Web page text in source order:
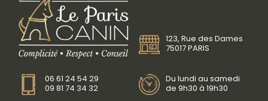
123, Rue des Dames
75017 PARIS
06 61 24 54 29
09 81 74 34 32
Du lundi au samedi
de 9h30 à 19h30